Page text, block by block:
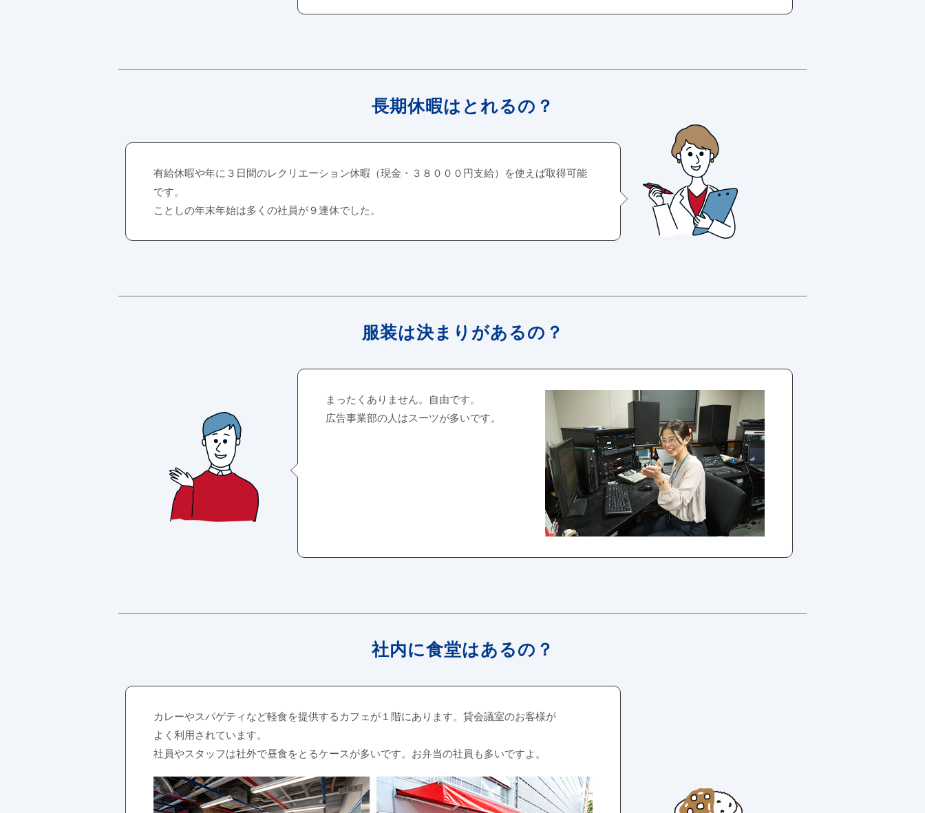
長期休暇はとれるの？
有給休暇や年に３日間のレクリエーション休暇（現金・３８０００円支給）を使えば取得可能
です。
ことしの年末年始は多くの社員が９連休でした。
服装は決まりがあるの？
まったくありません。自由です。
広告事業部の人はスーツが多いです。
社内に食堂はあるの？
カレーやスパゲティなど軽食を提供するカフェが１階にあります。貸会議室のお客様が
よく利用されています。
社員やスタッフは社外で昼食をとるケースが多いです。お弁当の社員も多いですよ。